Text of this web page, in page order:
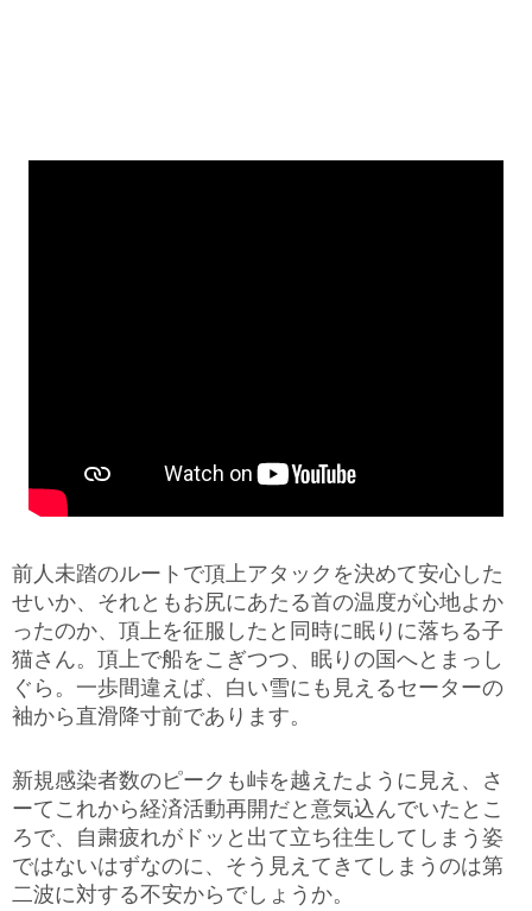
前人未踏のルートで頂上アタックを決めて安心した
せいか、それともお尻にあたる首の温度が心地よか
ったのか、頂上を征服したと同時に眠りに落ちる子
猫さん。頂上で船をこぎつつ、眠りの国へとまっし
ぐら。一歩間違えば、白い雪にも見えるセーターの
袖から直滑降寸前であります。
新規感染者数のピークも峠を越えたように見え、さ
ーてこれから経済活動再開だと意気込んでいたとこ
ろで、自粛疲れがドッと出て立ち往生してしまう姿
ではないはずなのに、そう見えてきてしまうのは第
二波に対する不安からでしょうか。